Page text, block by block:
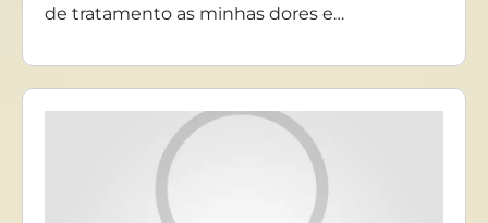
de tratamento as minhas dores e…